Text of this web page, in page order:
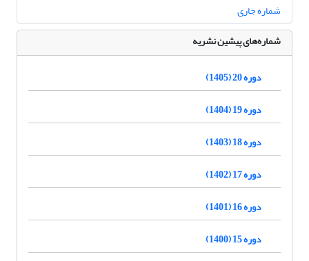
شماره جاری
شماره‌های پیشین نشریه
دوره 20 (1405)
دوره 19 (1404)
دوره 18 (1403)
دوره 17 (1402)
دوره 16 (1401)
دوره 15 (1400)